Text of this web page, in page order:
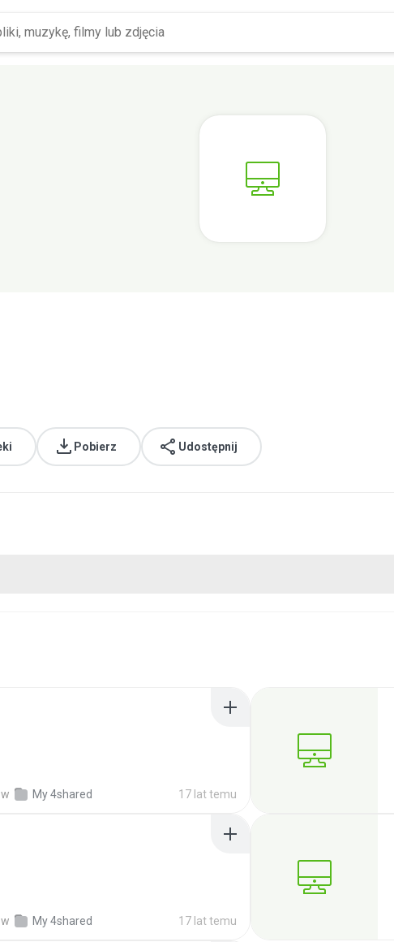
Pobierz Udostępnij
w My 4shared 17 lat temu
w My 4shared 17 lat temu